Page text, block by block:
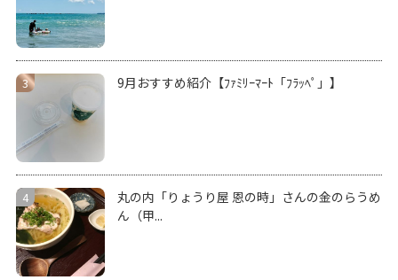
9月おすすめ紹介【ﾌｧﾐﾘｰﾏｰﾄ「ﾌﾗｯﾍﾟ」】
丸の内「りょうり屋 恩の時」さんの金のらうめ
ん（甲...